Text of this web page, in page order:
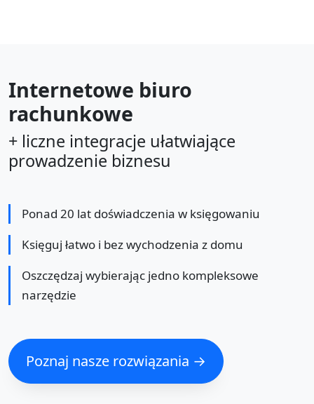
Internetowe biuro
rachunkowe
+ liczne integracje ułatwiające
prowadzenie biznesu
Ponad 20 lat doświadczenia w księgowaniu
Księguj łatwo i bez wychodzenia z domu
Oszczędzaj wybierając jedno kompleksowe
narzędzie
Poznaj nasze rozwiązania →